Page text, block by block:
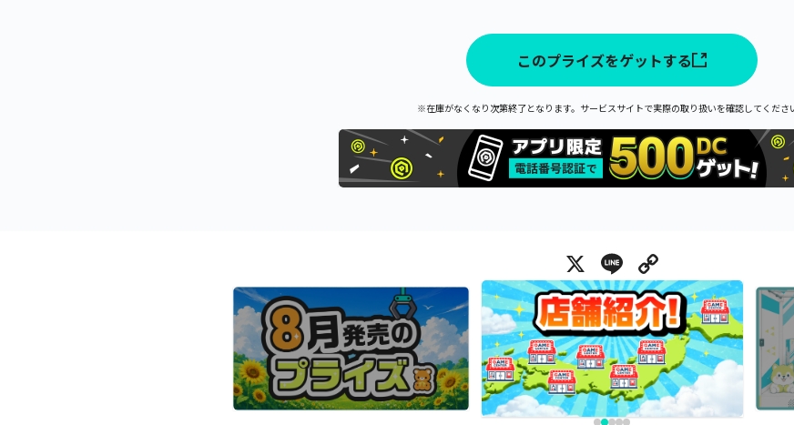
このプライズをゲットする
※在庫がなくなり次第終了となります。サービスサイトで実際の取り扱いを確認してくださ
X Line